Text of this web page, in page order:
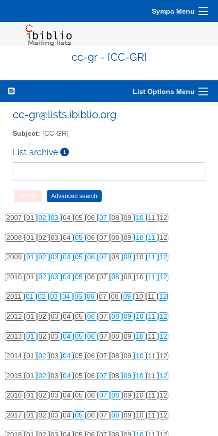
Sympa Menu
cc-gr - [CC-GR]
List Options Menu
cc-gr@lists.ibiblio.org
Subject: [CC-GR]
List archive
2007 01 02 03 04 05 06 07 08 09 10 11 12
2008 01 02 03 04 05 06 07 08 09 10 11 12
2009 01 02 03 04 05 06 07 08 09 10 11 12
2010 01 02 03 04 05 06 07 08 09 10 11 12
2011 01 02 03 04 05 06 07 08 09 10 11 12
2012 01 02 03 04 05 06 07 08 09 10 11 12
2013 01 02 03 04 05 06 07 08 09 10 11 12
2014 01 02 03 04 05 06 07 08 09 10 11 12
2015 01 02 03 04 05 06 07 08 09 10 11 12
2016 01 02 03 04 05 06 07 08 09 10 11 12
2017 01 02 03 04 05 06 07 08 09 10 11 12